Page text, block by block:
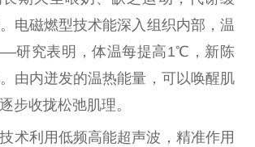
电磁燃型技术能深入组织内部，温
研究表明，体温每提高1℃，新陈
由内迸发的温热能量，可以唤醒肌
步收拢松弛肌理。
术利用低频高能超声波，精准作用